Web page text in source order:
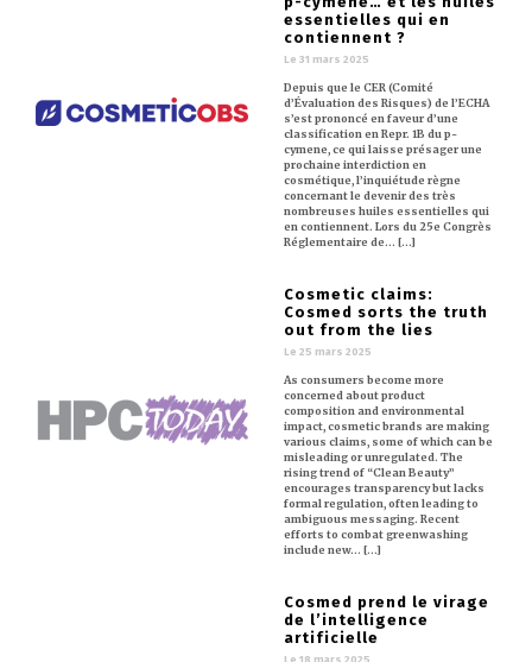
essentielles qui en
contiennent ?
Le 31 mars 2025
Depuis que le CER (Comité
d’Évaluation des Risques) de l’ECHA
s’est prononcé en faveur d’une
classification en Repr. 1B du p-
cymene, ce qui laisse présager une
prochaine interdiction en
cosmétique, l’inquiétude règne
concernant le devenir des très
nombreuses huiles essentielles qui
en contiennent. Lors du 25e Congrès
Réglementaire de… [...]
Cosmetic claims:
Cosmed sorts the truth
out from the lies
Le 25 mars 2025
As consumers become more
concerned about product
composition and environmental
impact, cosmetic brands are making
various claims, some of which can be
misleading or unregulated. The
rising trend of “Clean Beauty”
encourages transparency but lacks
formal regulation, often leading to
ambiguous messaging. Recent
efforts to combat greenwashing
include new… [...]
Cosmed prend le virage
de l’intelligence
artificielle
Le 18 mars 2025